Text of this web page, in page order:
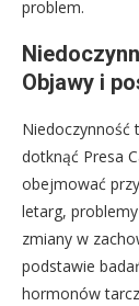
problem.
Objawy i
Niedoczynność
dotknąć Presa
obejmować
letarg,
zmiany w
podstawie
hormonów